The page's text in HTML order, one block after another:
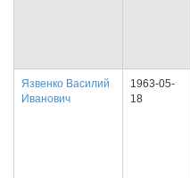
Язвенко Василий
Иванович
1963-05-
18